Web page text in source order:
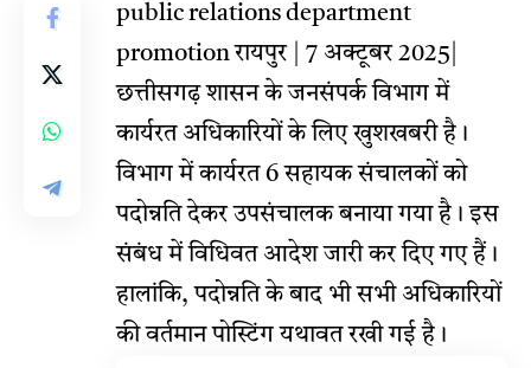
public relations department
promotion रायपुर | 7 अक्टूबर 2025|
छत्तीसगढ़ शासन के जनसंपर्क विभाग में
कार्यरत अधिकारियों के लिए खुशखबरी है।
विभाग में कार्यरत 6 सहायक संचालकों को
पदोन्नति देकर उपसंचालक बनाया गया है। इस
संबंध में विधिवत आदेश जारी कर दिए गए हैं।
हालांकि, पदोन्नति के बाद भी सभी अधिकारियों
की वर्तमान पोस्टिंग यथावत रखी गई है।